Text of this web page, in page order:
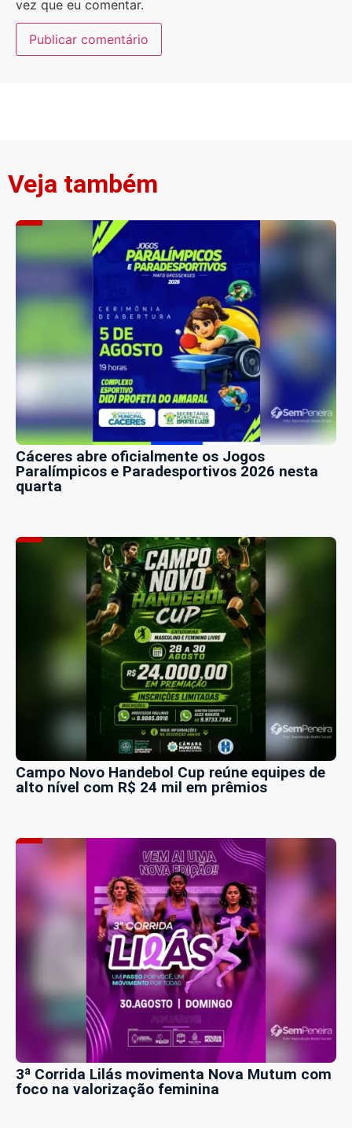
vez que eu comentar.
Veja também
Cáceres abre oficialmente os Jogos
Paralímpicos e Paradesportivos 2026 nesta
quarta
Campo Novo Handebol Cup reúne equipes de
alto nível com R$ 24 mil em prêmios
3ª Corrida Lilás movimenta Nova Mutum com
foco na valorização feminina